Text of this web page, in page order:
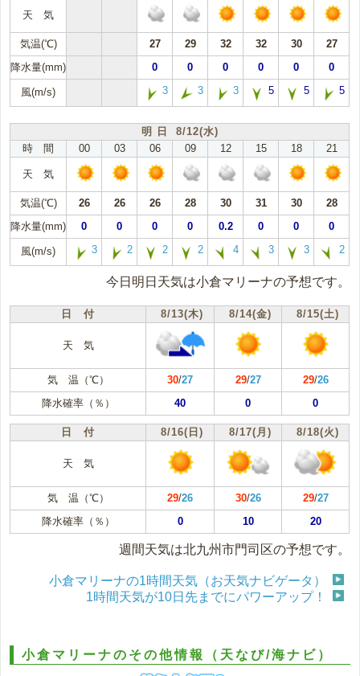
天 気
気温(℃) 27 29 32 32 30
27
降水量(mm)
0 0 0 0 0 0
風(m/s) 3 3 3 5 5 5
明 日 8/12(水)
時 間
00 03 06 09 12 15 18 21
天 気
気温(℃) 26 26 26 28 30 31 30
28
降水量(mm)
0 0 0 0 0.2 0 0 0
風(m/s) 3 2 2 2 4 3 3 2
今日明日天気は小倉マリーナの予想です。
日 付 8/13(木) 8/14(金) 8/15(土)
天 気
気 温（℃） 30/27 29/27 29/26
降水確率（％）
40 0 0
日 付 8/16(日) 8/17(月) 8/18(火)
天 気
気 温（℃） 29/26 30/26 29/27
降水確率（％）
0 10 20
週間天気は北九州市門司区の予想です。
小倉マリーナの1時間天気（お天気ナビゲータ）
1時間天気が10日先までにパワーアップ！
小倉マリーナのその他情報（天なび/海ナビ）